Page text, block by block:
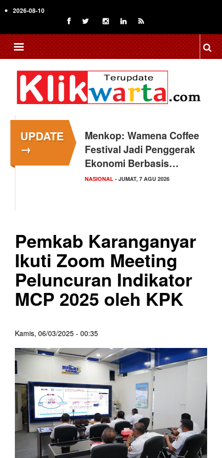
to
content
2026-08-10
UPDATE
→
Menkop: Wamena Coffee
Festival Jadi Penggerak
Ekonomi Berbasis…
NASIONAL - JUMAT, 7 AGU 2026
Pemkab Karanganyar
Ikuti Zoom Meeting
Peluncuran Indikator
MCP 2025 oleh KPK
Kamis, 06/03/2025 - 00:35